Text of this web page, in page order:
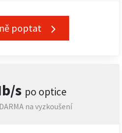
s po optice
na vyzkoušení
poptat